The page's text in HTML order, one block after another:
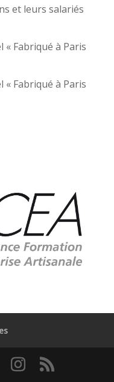
et leurs salariés
Fabriqué à Paris
Fabriqué à Paris